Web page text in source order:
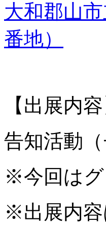
大和郡山
番地）
【出展内容
告知活動
※今回はグ
※出展内容